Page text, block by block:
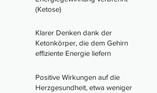
(Ketose)
Klarer Denken dank der
Ketonkörper, die dem Gehirn
effiziente Energie liefern
Positive Wirkungen auf die
Herzgesundheit, etwa weniger